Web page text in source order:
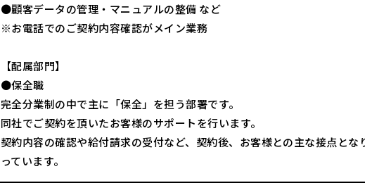
●顧客データの管理・マニュアルの整備 など
※お電話でのご契約内容確認がメイン業務
【配属部門】
●保全職
完全分業制の中で主に「保全」を担う部署です。
同社でご契約を頂いたお客様のサポートを行います。
契約内容の確認や給付請求の受付など、契約後、お客様との主な接点と
っています。